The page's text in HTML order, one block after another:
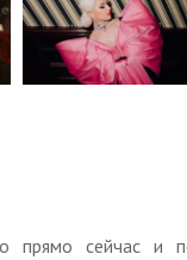
прямо сейчас и